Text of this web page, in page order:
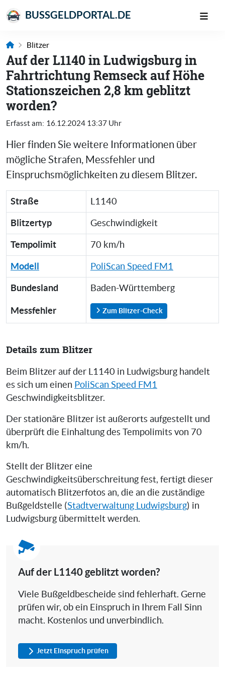
BUSSGELDPORTAL.DE
Blitzer
Auf der L1140 in Ludwigsburg in
Fahrtrichtung Remseck auf Höhe
Stationszeichen 2,8 km geblitzt
worden?
Erfasst am: 16.12.2024 13:37 Uhr
Hier finden Sie weitere Informationen über
mögliche Strafen, Messfehler und
Einspruchsmöglichkeiten zu diesem Blitzer.
Straße L1140
Blitzertyp Geschwindigkeit
Tempolimit 70 km/h
Modell PoliScan Speed FM1
Bundesland Baden-Württemberg
Messfehler Zum Blitzer-Check
Details zum Blitzer
Beim Blitzer auf der L1140 in Ludwigsburg handelt
es sich um einen PoliScan Speed FM1
Geschwindigkeitsblitzer.
Der stationäre Blitzer ist außerorts aufgestellt und
überprüft die Einhaltung des Tempolimits von 70
km/h.
Stellt der Blitzer eine
Geschwindigkeitsüberschreitung fest, fertigt dieser
automatisch Blitzerfotos an, die an die zuständige
Bußgeldstelle (Stadtverwaltung Ludwigsburg) in
Ludwigsburg übermittelt werden.
Auf der L1140 geblitzt worden?
Viele Bußgeldbescheide sind fehlerhaft. Gerne
prüfen wir, ob ein Einspruch in Ihrem Fall Sinn
macht. Kostenlos und unverbindlich.
Jetzt Einspruch prüfen